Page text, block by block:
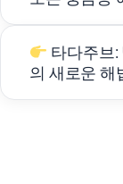
타다주브:
의 새로운 해